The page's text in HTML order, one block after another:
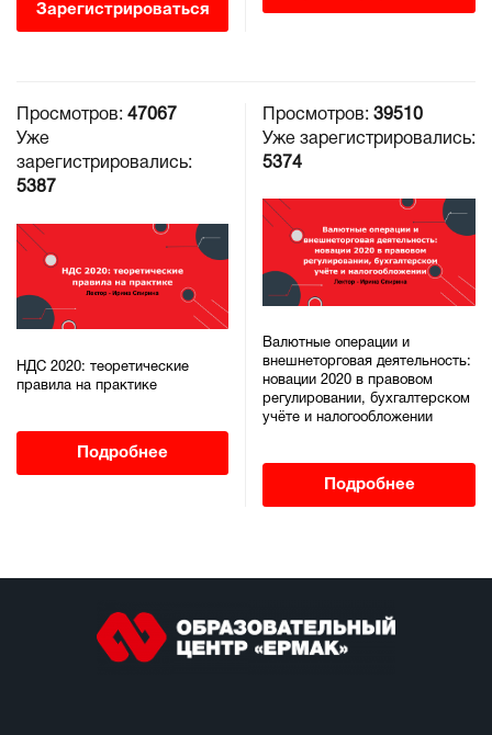
Зарегистрироваться
Просмотров: 47067
Уже
зарегистрировались:
5387
НДС 2020: теоретические
правила на практике
Подробнее
Просмотров: 39510
Уже зарегистрировались:
5374
Валютные операции и
внешнеторговая деятельность:
новации 2020 в правовом
регулировании, бухгалтерском
учёте и налогообложении
Подробнее